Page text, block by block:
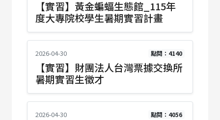
【實習】黃金蝙蝠生態館_115年
度大專院校學生暑期實習計畫
2026-04-30 點閱：4140
【實習】財團法人台灣票據交換所
暑期實習生徵才
2026-04-30 點閱：4056